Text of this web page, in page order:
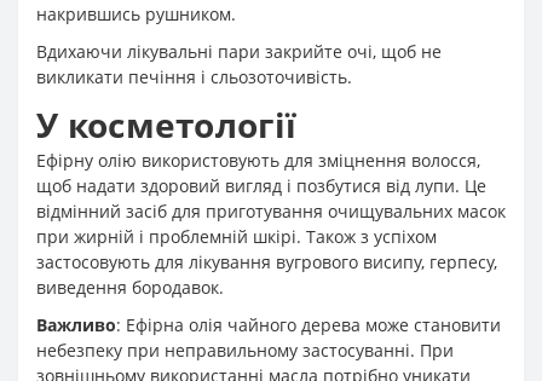
накрившись рушником.
Вдихаючи лікувальні пари закрийте очі, щоб не
викликати печіння і сльозоточивість.
У косметології
Ефірну олію використовують для зміцнення волосся,
щоб надати здоровий вигляд і позбутися від лупи. Це
відмінний засіб для приготування очищувальних масок
при жирній і проблемній шкірі. Також з успіхом
застосовують для лікування вугрового висипу, герпесу,
виведення бородавок.
Важливо: Ефірна олія чайного дерева може становити
небезпеку при неправильному застосуванні. При
зовнішньому використанні масла потрібно уникати